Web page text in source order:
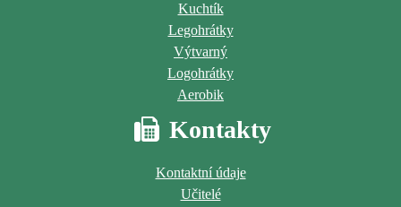
Kuchtík
Legohrátky
Výtvarný
Logohrátky
Aerobik
Kontakty
Kontaktní údaje
Učitelé